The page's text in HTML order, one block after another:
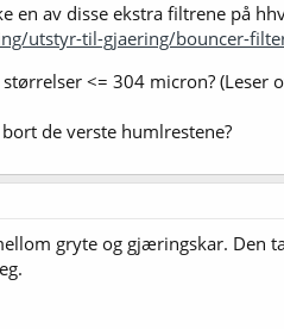
en av disse ekstra filtrene på
utstyr-til-gjaering/bouncer-
<= 304 micron?
de verste humlrestene?
gryte og gjæringskar.